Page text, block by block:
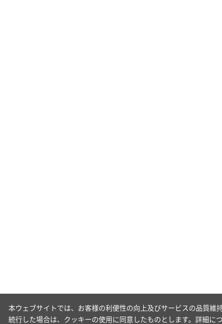
本ウェブサイトでは、お客様の利便性の向上及びサービスの品質
続行した場合は、クッキーの使用に同意したものとします。詳細